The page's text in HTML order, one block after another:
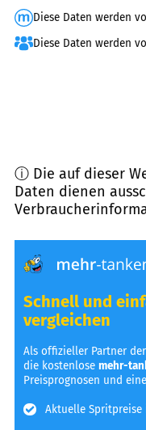
Diese Daten werden
Diese Daten werden
ⓘ Die auf dieser
Daten dienen
Schnell und
vergleichen
Als offizieller Partner
die kostenlosemehr-
Preisprognosen und
Aktuelle Spritpreise